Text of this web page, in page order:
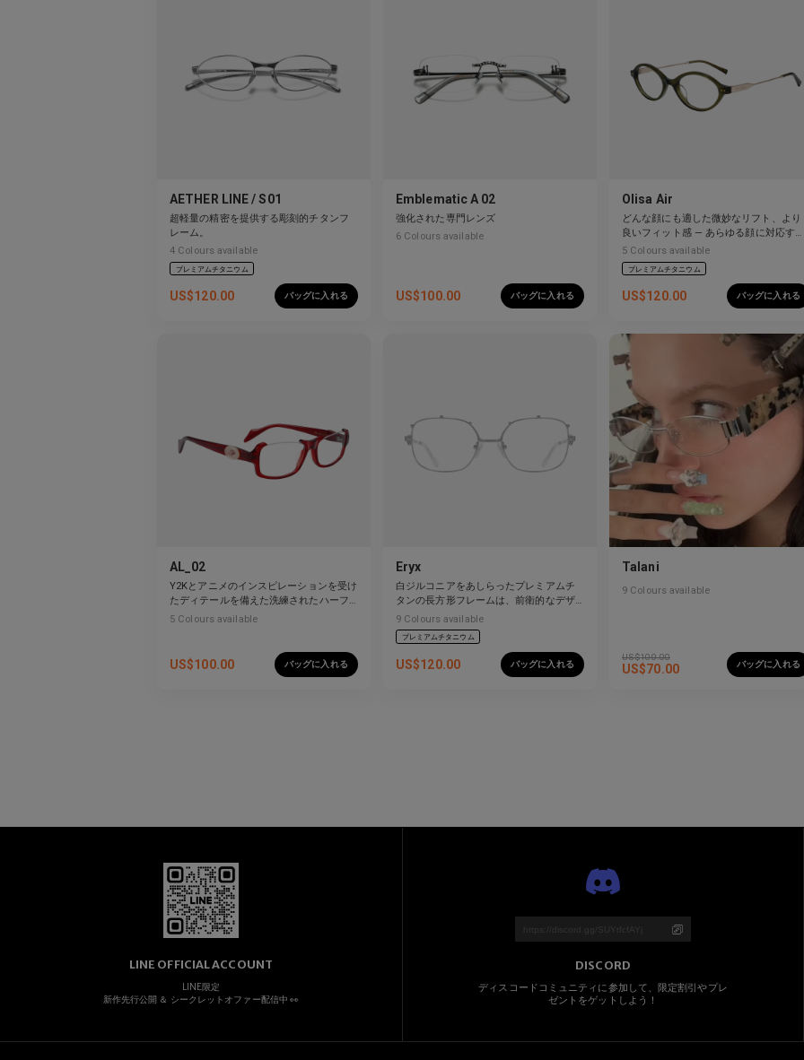
AETHER LINE / S01
超軽量の精密を提供する彫刻的チタンフ
レーム。
4 Colours available
プレミアムチタニウム
US$120.00 バッグに入れる
Emblematic A 02
強化された専門レンズ
6 Colours available
US$100.00 バッグに入れる
Olisa Air
どんな顔にも適した微妙なリフト、より
良いフィット感 — あらゆる顔に対応す
柔軟性。
5 Colours available
プレミアムチタニウム
US$120.00 バッグに入れる
AL_02
Y2Kとアニメのインスピレーションを受け
たディテールを備えた洗練されたハーフ
リムデザイン。
5 Colours available
US$100.00 バッグに入れる
Eryx
白ジルコニアをあしらったプレミアムチ
タンの長方形フレームは、前衛的なデザ
インと強烈な輝きを見せています。
9 Colours available
プレミアムチタニウム
US$120.00 バッグに入れる
Talani
9 Colours available
US$100.00
US$70.00 バッグに入れる
LINE OFFICIAL ACCOUNT
LINE限定
新作先行公開 ＆ シークレットオファー配信中 👀
DISCORD
ディスコードコミュニティに参加して、限定割引やプレ
ゼントをゲットしよう！